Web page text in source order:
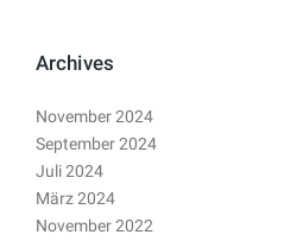
Archives
November 2024
September 2024
Juli 2024
März 2024
November 2022